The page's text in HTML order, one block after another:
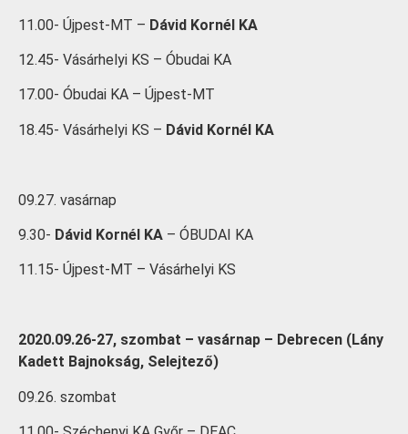
11.00- Újpest-MT – Dávid Kornél KA
12.45- Vásárhelyi KS – Óbudai KA
17.00- Óbudai KA – Újpest-MT
18.45- Vásárhelyi KS – Dávid Kornél KA
09.27. vasárnap
9.30- Dávid Kornél KA – ÓBUDAI KA
11.15- Újpest-MT – Vásárhelyi KS
2020.09.26-27, szombat – vasárnap – Debrecen (Lány
Kadett Bajnokság, Selejtező)
09.26. szombat